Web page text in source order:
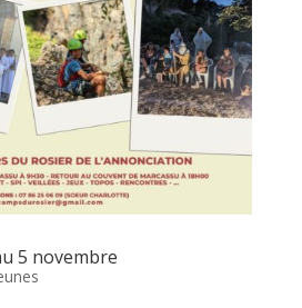
5 novembre